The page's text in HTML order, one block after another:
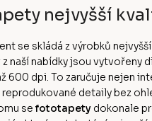
nejvyšší
se skládá z výrobků
z naší nabídky jsou vytvořeny
600 dpi. To zaručuje nejen
detaily bez
se fototapety dokonale